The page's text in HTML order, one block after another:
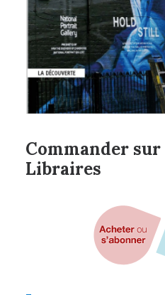
Commander sur
Libraires